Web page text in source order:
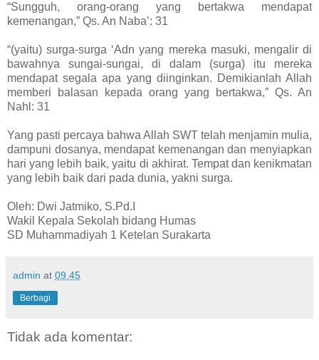
“Sungguh, orang-orang yang bertakwa mendapat
kemenangan,” Qs. An Naba’: 31
“(yaitu) surga-surga ‘Adn yang mereka masuki, mengalir di
bawahnya sungai-sungai, di dalam (surga) itu mereka
mendapat segala apa yang diinginkan. Demikianlah Allah
memberi balasan kepada orang yang bertakwa,” Qs. An
Nahl: 31
Yang pasti percaya bahwa Allah SWT telah menjamin mulia,
dampuni dosanya, mendapat kemenangan dan menyiapkan
hari yang lebih baik, yaitu di akhirat. Tempat dan kenikmatan
yang lebih baik dari pada dunia, yakni surga.
Oleh: Dwi Jatmiko, S.Pd.I
Wakil Kepala Sekolah bidang Humas
SD Muhammadiyah 1 Ketelan Surakarta
admin at 09.45
Berbagi
Tidak ada komentar: